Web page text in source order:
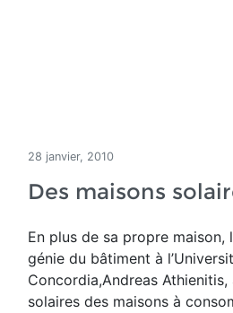
28 janvier, 2010
Des maisons
En plus de sa propre maison,
génie du bâtiment à
Concordia,Andreas
solaires des maisons à